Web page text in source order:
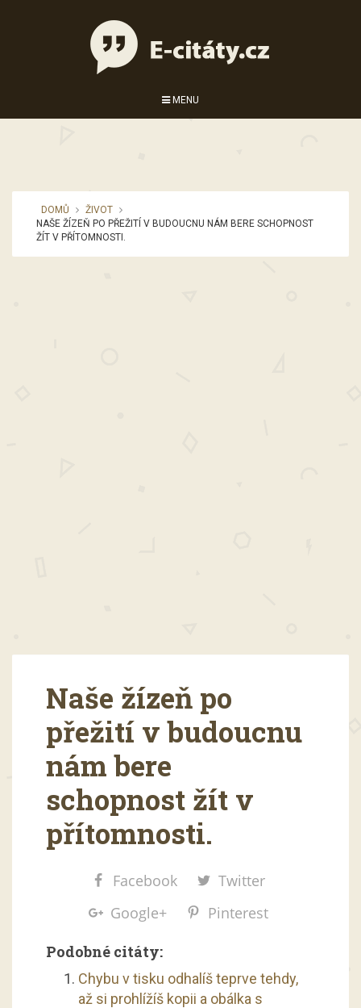
MENU
DOMŮ
ŽIVOT
NAŠE ŽÍZEŇ PO PŘEŽITÍ V BUDOUCNU NÁM BERE SCHOPNOST
ŽÍT V PŘÍTOMNOSTI.
Naše žízeň po
přežití v budoucnu
nám bere
schopnost žít v
přítomnosti.
Facebook
Twitter
Google+
Pinterest
Podobné citáty:
Chybu v tisku odhalíš teprve tehdy,
až si prohlížíš kopii a obálka s